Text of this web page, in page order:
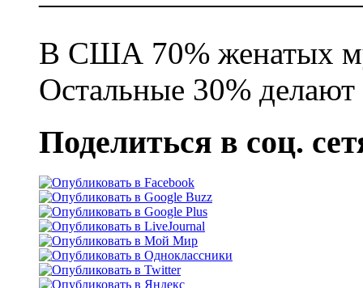
В США 70% женатых
Остальные 30% делают
Поделиться в соц.